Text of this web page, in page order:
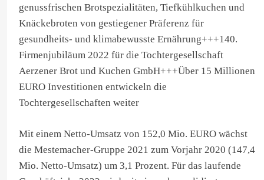
genussfrischen Brotspezialitäten, Tiefkühlkuchen und
Knäckebroten von gestiegener Präferenz für
gesundheits- und klimabewusste Ernährung+++140.
Firmenjubiläum 2022 für die Tochtergesellschaft
Aerzener Brot und Kuchen GmbH+++Über 15 Millionen
EURO Investitionen entwickeln die
Tochtergesellschaften weiter
Mit einem Netto-Umsatz von 152,0 Mio. EURO wächst
die Mestemacher-Gruppe 2021 zum Vorjahr 2020 (147,4
Mio. Netto-Umsatz) um 3,1 Prozent. Für das laufende